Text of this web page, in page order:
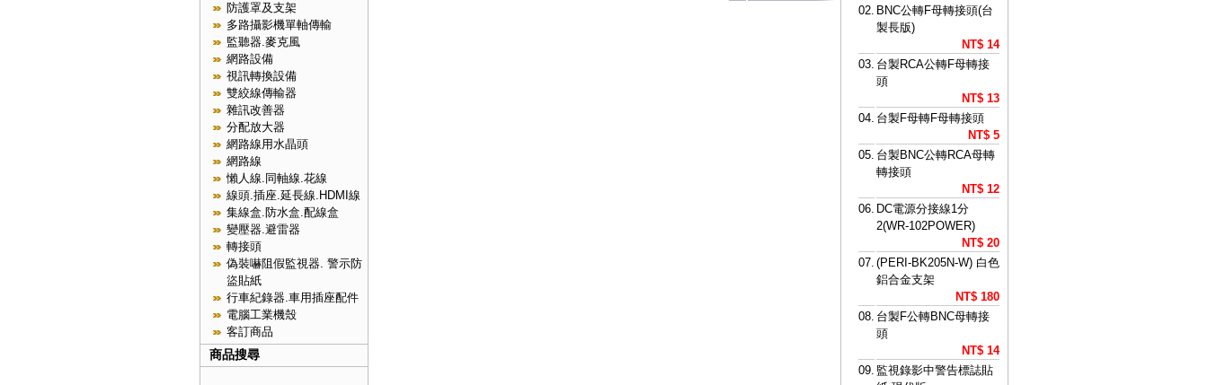
防護罩及支架
多路攝影機單軸傳輸
監聽器.麥克風
網路設備
視訊轉換設備
雙絞線傳輸器
雜訊改善器
分配放大器
網路線用水晶頭
網路線
懶人線.同軸線.花線
線頭.插座.延長線.HDMI線
集線盒.防水盒.配線盒
變壓器.避雷器
轉接頭
偽裝嚇阻假監視器. 警示防
盜貼紙
行車紀錄器.車用插座配件
電腦工業機殼
客訂商品
商品搜尋
02. BNC公轉F母轉接頭(台
製長版)
NT$ 14
03. 台製RCA公轉F母轉接
頭
NT$ 13
04. 台製F母轉F母轉接頭
NT$ 5
05. 台製BNC公轉RCA母轉
轉接頭
NT$ 12
06. DC電源分接線1分
2(WR-102POWER)
NT$ 20
07. (PERI-BK205N-W) 白色
鋁合金支架
NT$ 180
08. 台製F公轉BNC母轉接
頭
NT$ 14
09. 監視錄影中警告標誌貼